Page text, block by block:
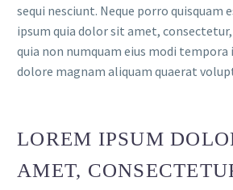
sequi nesciunt. Neque porro quisquam
ipsum quia dolor sit amet,
quia non numquam eius modi
dolore magnam aliquam quaerat
LOREM IPSUM
AMET,